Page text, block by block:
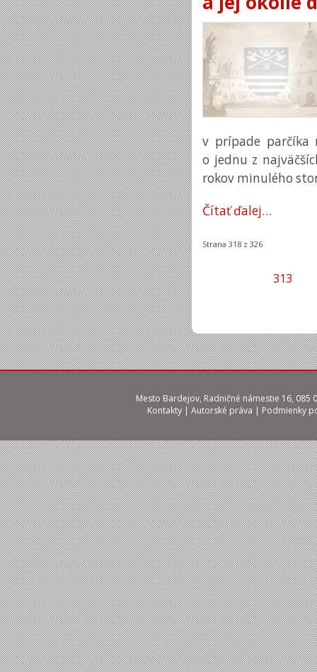
v prípade parčíka
o jednu z
rokov minulého
Čítať ďalej…
Strana 318 z 326
313
Mesto Bardejov, Radničné námestie 16, 085
Kontakty | Autorské práva | Podmienky